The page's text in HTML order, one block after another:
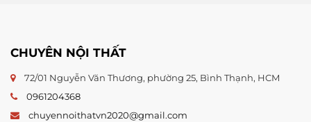
CHUYÊN NỘI THẤT
72/01 Nguyễn Văn Thương, phường 25, Bình Thạnh, HCM
0961204368
chuyennoithatvn2020@gmail.com